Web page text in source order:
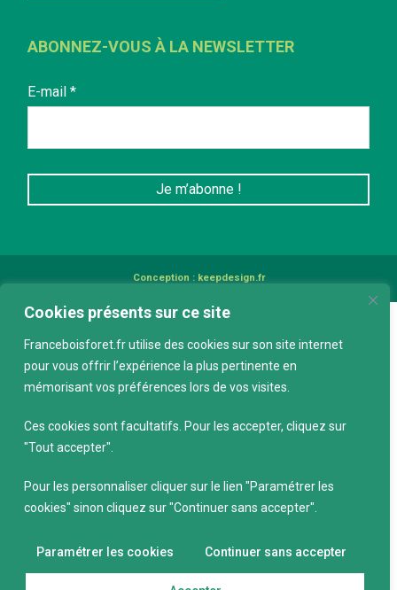
Cookies présents sur ce site
Franceboisforet.fr utilise des cookies sur son site internet
pour vous offrir l’expérience la plus pertinente en
mémorisant vos préférences lors de vos visites.
Ces cookies sont facultatifs. Pour les accepter, cliquez sur
"Tout accepter".
Pour les personnaliser cliquer sur le lien "Paramétrer les
cookies" sinon cliquez sur "Continuer sans accepter".
Paramétrer les cookies Continuer sans accepter
ABONNEZ-VOUS À LA NEWSLETTER
E-mail *
Conception : keepdesign.fr